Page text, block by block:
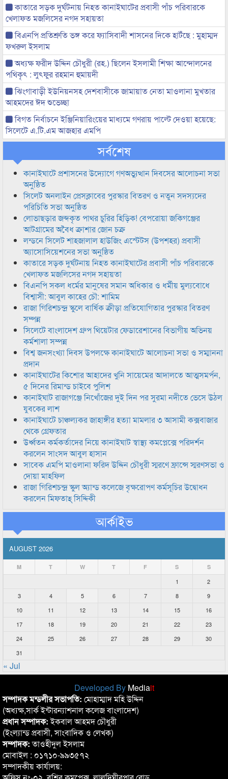
কাতারে সড়ক দুর্ঘটনায় নিহত কানাইঘাটের প্রবাসী পাঁচ পরিবারকে
খেলাফত মজলিসের নগদ সহায়তা
বিএনপি প্রতিশ্রুতি ভঙ্গ করে ফ্যাসিবাদী শাসনের দিকে হাটঁছে : মুহাম্মদ
ফখরুল ইসলাম
অধ্যক্ষ ফরীদ উদ্দিন চৌধুরী (রহ.) ছিলেন ইসলামী শিক্ষা আন্দোলনের
পথিকৃৎ : লুৎফুর রহমান হুমায়দী
ঝিংগাবাড়ী ইউনিয়নসহ দেশবাসীকে জামায়াত নেতা মাওলানা মুখতার
আহমদের ঈদ শুভেচ্ছা
বিগত নির্বাচনে ইঞ্জিনিয়ারিংয়ের মাধ্যমে গণরায় পাল্টে দেওয়া হয়েছে:
সিলেটে এ.টি.এম আজহার এমপি
সর্বশেষ
কানাইঘাটে প্রশাসনের উদ্যোগে গণঅভ্যুত্থান দিবসের আলোচনা সভা
অনুষ্ঠিত
সিলেট অনলাইন প্রেসক্লাবের পুরস্কার বিতরণ ও নতুন সদস্যদের
পরিচিতি সভা অনুষ্ঠিত
লোভাছড়ার জব্দকৃত পাথর চুরির হিড়িক! বেপরোয়া জকিগঞ্জের
আটগ্রামের অবৈধ ক্রাশার জোন চক্র
লন্ডনে সিলেট শাহজালাল হাউজিং এস্টেটস (উপশহর) প্রবাসী
অ্যাসোসিয়েশনের সভা অনুষ্ঠিত
কাতারে সড়ক দুর্ঘটনায় নিহত কানাইঘাটের প্রবাসী পাঁচ পরিবারকে
খেলাফত মজলিসের নগদ সহায়তা
বিএনপি সকল ধর্মের মানুষের সমান অধিকার ও ধর্মীয় মুল্যবোধে
বিশ্বাসী: আবুল কাহের চৌ: শামিম
রাজা গিরিশচন্দ্র স্কুলে বার্ষিক ক্রীড়া প্রতিযোগিতার পুরস্কার বিতরণ
সম্পন্ন
সিলেটে বাংলাদেশ গ্রুপ থিয়েটার ফেডারেশানের বিভাগীয় অভিনয়
কর্মশালা সম্পন্ন
বিশ্ব জনসংখ্যা দিবস উপলক্ষে কানাইঘাটে আলোচনা সভা ও সম্মাননা
প্রদান
কানাইঘাটের কিশোর আহাদের খুনি সায়েমের আদালতে আত্মসমর্পন,
৫ দিনের রিমান্ড চাইবে পুলিশ
কানাইঘাট রাজাগঞ্জে নিখোঁজের দুই দিন পর সুরমা নদীতে ভেসে উঠল
যুবকের লাশ
কানাইঘাটে চাঞ্চল্যকর জাহাঙ্গীর হত্যা মামলার ৩ আসামী কক্সবাজার
থেকে গ্রেফতার
উর্ধ্বতন কর্মকর্তাদের নিয়ে কানাইঘাট স্বাস্থ্য কমপ্লেক্সে পরিদর্শন
করলেন সাংসদ আবুল হাসান
সাবেক এমপি মাওলানা ফরিদ উদ্দিন চৌধুরী স্মরণে ফ্রান্সে স্মরণসভা ও
দোয়া মাহফিল
রাজা গিরিশচন্দ্র স্কুল অ্যান্ড কলেজে বৃক্ষরোপণ কর্মসূচির উদ্বোধন
করলেন মিফতাহ্ সিদ্দিকী
আর্কাইভ
AUGUST 2026
M T W T F S S
1
2
3
4 5 6 7 8
9
10
11 12 13 14 15
16
17
18 19 20 21 22
23
24
25 26 27 28 29
30
31
« Jul
Developed By Mediait
সম্পাদক মন্ডলীর সভাপতি: মোহাম্মাদ মহি উদ্দিন
(অধ্যক্ষ,সার্ক ইন্টারন্যাশনাল কলেজ বাংলাদেশ)
প্রধান সম্পাদক:ইকবাল আহমদ চৌধুরী
(ইংল্যান্ড প্রবাসী, সাংবাদিক ও লেখক)
সম্পাদক:তাওহীদুল ইসলাম
মোবাইল : ০১৭১০-৯৯৩৫৭২
সম্পাদকীয় কার্যালয়: